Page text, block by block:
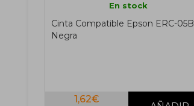
En stock
Cinta Compatible Epson ERC-05B
Negra
1,62€